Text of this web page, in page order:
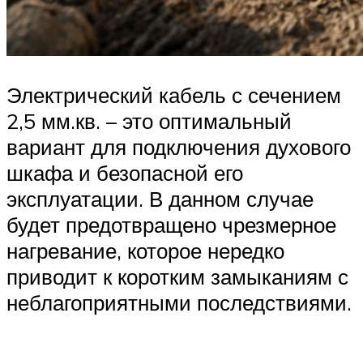
Электрический кабель с сечением
2,5 мм.кв. – это оптимальный
вариант для подключения духового
шкафа и безопасной его
эксплуатации. В данном случае
будет предотвращено чрезмерное
нагревание, которое нередко
приводит к коротким замыканиям с
неблагоприятными последствиями.